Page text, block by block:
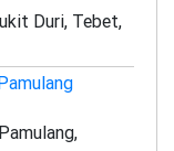
Duri, Tebet,